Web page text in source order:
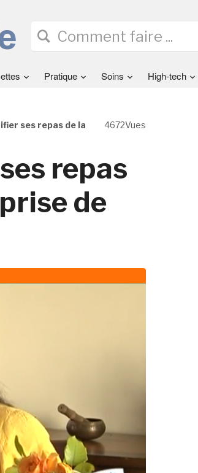
Pratique Soins High-tech
4672Vues
ses repas de la
repas
de